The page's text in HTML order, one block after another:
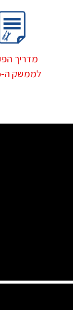
מדריך
לממשק ה-Web